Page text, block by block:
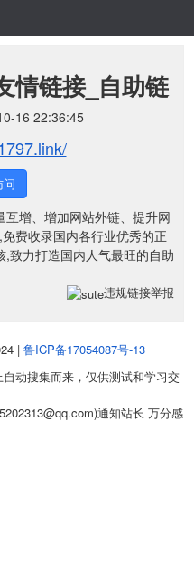
情链接_自助链
16 22:36:45
问
增、增加网站外链、提升网
费收录国内各行业优秀的正
致力打造国内人气最旺的自助
违规链接举报
| 鲁ICP备17054087号-13
动搜集而来，仅供测试和学习交
通知站长 万分感